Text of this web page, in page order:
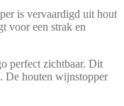
is vervaardigd uit hout
voor een strak en
perfect zichtbaar. Dit
De houten wijnstopper